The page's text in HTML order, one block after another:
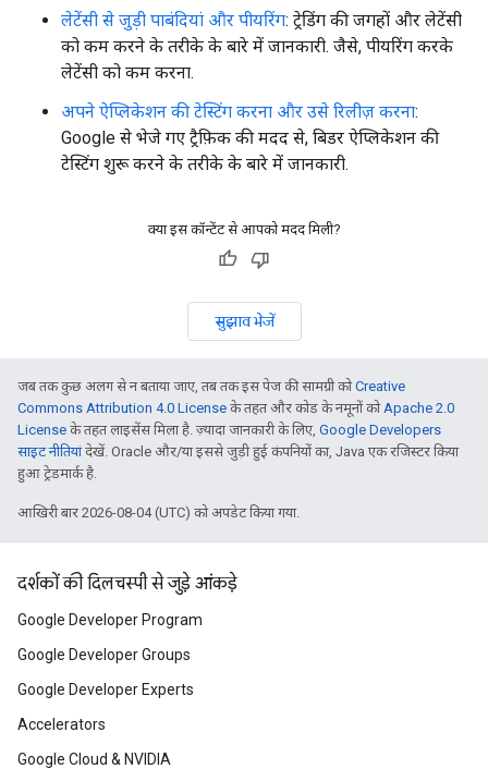
लेटेंसी से जुड़ी पाबंदियां और पीयरिंग: ट्रेडिंग की जगहों और लेटेंसी
को कम करने के तरीके के बारे में जानकारी. जैसे, पीयरिंग करके
लेटेंसी को कम करना.
अपने ऐप्लिकेशन की टेस्टिंग करना और उसे रिलीज़ करना:
Google से भेजे गए ट्रैफ़िक की मदद से, बिडर ऐप्लिकेशन की
टेस्टिंग शुरू करने के तरीके के बारे में जानकारी.
क्या इस कॉन्टेंट से आपको मदद मिली?
सुझाव भेजें
जब तक कुछ अलग से न बताया जाए, तब तक इस पेज की सामग्री कोCreative
Commons Attribution 4.0 License के तहत और कोड के नमूनों कोApache 2.0
License के तहत लाइसेंस मिला है. ज़्यादा जानकारी के लिए, Google Developers
साइट नीतियांदेखें. Oracle और/या इससे जुड़ी हुई कंपनियों का, Java एक रजिस्टर किया
हुआ ट्रेडमार्क है.
आखिरी बार 2026-08-04 (UTC) को अपडेट किया गया.
दर्शकों की दिलचस्पी से जुड़े आंकड़े
Google Developer Program
Google Developer Groups
Google Developer Experts
Accelerators
Google Cloud & NVIDIA